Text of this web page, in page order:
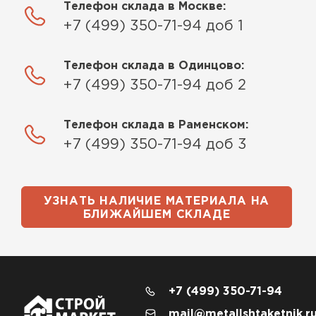
Телефон склада в Москве:
+7 (499) 350-71-94 доб 1
Телефон склада в Одинцово:
+7 (499) 350-71-94 доб 2
Телефон склада в Раменском:
+7 (499) 350-71-94 доб 3
УЗНАТЬ НАЛИЧИЕ МАТЕРИАЛА НА
БЛИЖАЙШЕМ СКЛАДЕ
+7 (499) 350-71-94
mail@metallshtaketnik.ru